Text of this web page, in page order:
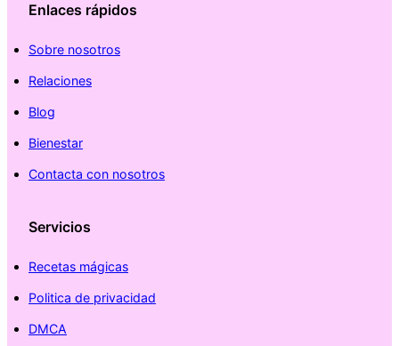
Enlaces rápidos
Sobre nosotros
Relaciones
Blog
Bienestar
Contacta con nosotros
Servicios
Recetas mágicas
Politica de privacidad
DMCA